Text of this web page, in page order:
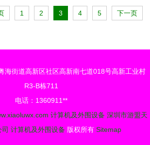
能轨道交
行业高质
从需求到硬
件的全方位
机的关系
计算机及外
术脉络
1 2 3 4 5 下一页
海街道高新区社区高新南七道018号高新工业村
R3-B栋711
电话：1360911**
计算机及外围设备 深圳市游盟天
计算机及外围设备 版权所有 Sitemap